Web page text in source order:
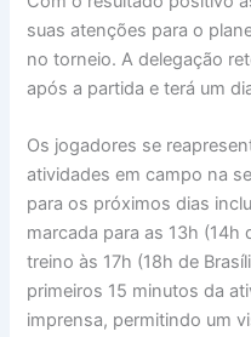
suas atenções para o
no torneio. A delegação
após a partida e terá um
Os jogadores se
atividades em campo na
para os próximos dias
marcada para as 13h (14h
treino às 17h (18h de
primeiros 15 minutos da
imprensa, permitindo um